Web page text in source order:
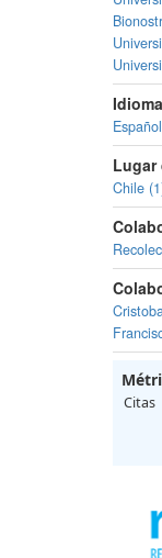
Idioma
Lugar
Chile
Citas